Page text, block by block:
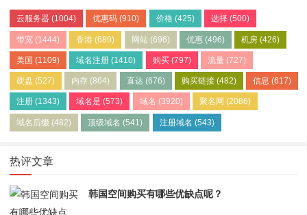
云服务器 (1004) 优惠码 (910) 价格(425) 选择(500)
带宽 (1444) 香港 (689) 网站(696) 优惠(496) 机房 (426)
美国 (1109) 域名注册 (1410) 购买(797) 流量(727)
硬盘 (527) 内存 (864) 直达 (676) 购买链接(482) 信息 (617)
注册 (1343) 域名是 (573) 域名 (3920) 聚名网 (2086)
域名后缀 (482) 顶级域名 (541) 注册域名 (543)
热评文章
韩国空间购买有哪些优缺点呢？